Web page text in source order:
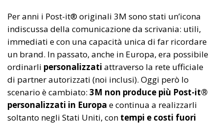
Per anni i Post-it® originali 3M sono stati un’icona
indiscussa della comunicazione da scrivania: utili,
immediati e con una capacità unica di far ricordare
un brand. In passato, anche in Europa, era possibile
ordinarli personalizzati attraverso la rete ufficiale
di partner autorizzati (noi inclusi). Oggi però lo
scenario è cambiato: 3M non produce più Post-it®
personalizzati in Europa e continua a realizzarli
soltanto negli Stati Uniti, con tempi e costi fuori